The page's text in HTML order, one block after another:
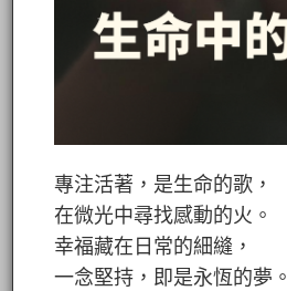
專注活著，是生命的歌，
在微光中尋找感動的火。
幸福藏在日常的細縫，
一念堅持，即是永恆的夢。